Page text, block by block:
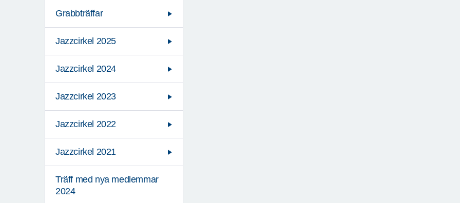
Grabbträffar
Jazzcirkel 2025
Jazzcirkel 2024
Jazzcirkel 2023
Jazzcirkel 2022
Jazzcirkel 2021
Träff med nya medlemmar
2024